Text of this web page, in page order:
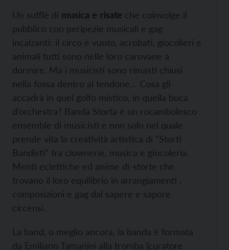
Un sufflè di musica e risate che coinvolge il
pubblico con peripezie musicali e gag
incalzanti: il circo è vuoto, acrobati, giocolieri e
animali tutti sono nelle loro carovane a
dormire. Ma i musicisti sono rimasti chiusi
nella fossa dentro al tendone… Cosa gli
accadrà in quel golfo mistico, in quella buca
d’orchestra? Banda Storta è un rocambolesco
ensemble di musicisti e non solo nel quale
prende vita la creatività artistica di “Storti
Bandisti” tra clownerie, musica e giocoleria.
Menti eclettiche ed anime di-storte che
trovano il loro equilibrio in arrangiamenti ,
composizioni e gag dal sapere e sapore
circensi.
La band, o meglio ancora, la banda è formata
da Emiliano Tamanini alla tromba (curatore